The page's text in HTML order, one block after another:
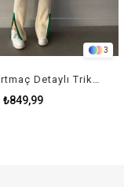
3
Paçası Yırtmaç Detaylı Triko Takım - YEŞİL
₺849,99